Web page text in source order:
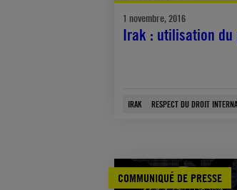
1 novembre, 2016
Irak : utilisation du
IRAK RESPECT DU DROIT
COMMUNIQUÉ DE PRESSE